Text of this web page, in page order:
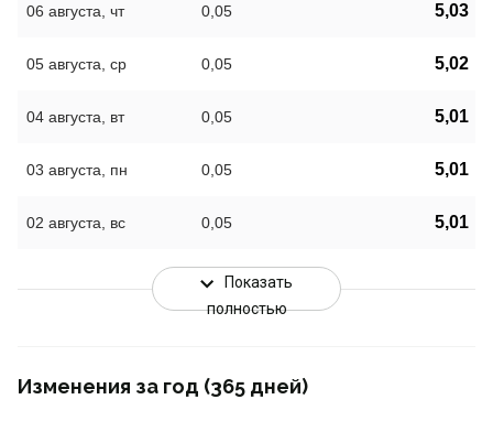
06 августа, чт 0,05 5,03
05 августа, ср 0,05 5,02
04 августа, вт 0,05 5,01
03 августа, пн 0,05 5,01
02 августа, вс 0,05 5,01
Показать
полностью
Изменения за год (365 дней)